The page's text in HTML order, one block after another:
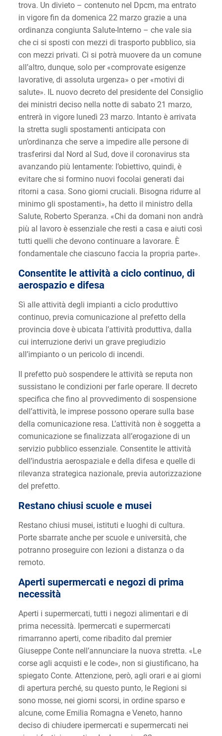
trova. Un divieto – contenuto nel Dpcm, ma entrato
in vigore fin da domenica 22 marzo grazie a una
ordinanza congiunta Salute-Interno – che vale sia
che ci si sposti con mezzi di trasporto pubblico, sia
con mezzi privati. Ci si potrà muovere da un comune
all’altro, dunque, solo per «comprovate esigenze
lavorative, di assoluta urgenza» o per «motivi di
salute». IL nuovo decreto del presidente del Consiglio
dei ministri deciso nella notte di sabato 21 marzo,
entrerà in vigore lunedì 23 marzo. Intanto è arrivata
la stretta sugli spostamenti anticipata con
un’ordinanza che serve a impedire alle persone di
trasferirsi dal Nord al Sud, dove il coronavirus sta
avanzando più lentamente: l’obiettivo, quindi, è
evitare che si formino nuovi focolai generati dai
ritorni a casa. Sono giorni cruciali. Bisogna ridurre al
minimo gli spostamenti», ha detto il ministro della
Salute, Roberto Speranza. «Chi da domani non andrà
più al lavoro è essenziale che resti a casa e aiuti così
tutti quelli che devono continuare a lavorare. È
fondamentale che ciascuno faccia la propria parte».
Consentite le attività a ciclo continuo, di
aerospazio e difesa
Sì alle attività degli impianti a ciclo produttivo
continuo, previa comunicazione al prefetto della
provincia dove è ubicata l’attività produttiva, dalla
cui interruzione derivi un grave pregiudizio
all’impianto o un pericolo di incendi.
Il prefetto può sospendere le attività se reputa non
sussistano le condizioni per farle operare. Il decreto
specifica che fino al provvedimento di sospensione
dell’attività, le imprese possono operare sulla base
della comunicazione resa. L’attività non è soggetta a
comunicazione se finalizzata all’erogazione di un
servizio pubblico essenziale. Consentite le attività
dell’industria aerospaziale e della difesa e quelle di
rilevanza strategica nazionale, previa autorizzazione
del prefetto.
Restano chiusi scuole e musei
Restano chiusi musei, istituti e luoghi di cultura.
Porte sbarrate anche per scuole e università, che
potranno proseguire con lezioni a distanza o da
remoto.
Aperti supermercati e negozi di prima
necessità
Aperti i supermercati, tutti i negozi alimentari e di
prima necessità. Ipermercati e supermercati
rimarranno aperti, come ribadito dal premier
Giuseppe Conte nell’annunciare la nuova stretta. «Le
corse agli acquisti e le code», non si giustificano, ha
spiegato Conte. Attenzione, però, agli orari e ai giorni
di apertura perché, su questo punto, le Regioni si
sono mosse, nei giorni scorsi, in ordine sparso e
alcune, come Emilia Romagna e Veneto, hanno
deciso di chiudere ipermercati e supermercati nei